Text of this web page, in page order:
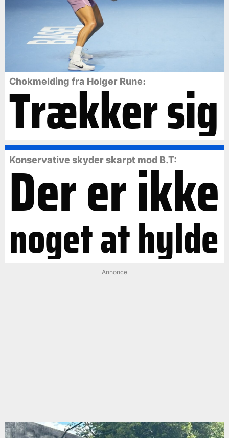
Chokmelding fra Holger Rune:
Trækker sig
Konservative skyder skarpt mod B.T:
Der er ikke
noget at hylde
Annonce